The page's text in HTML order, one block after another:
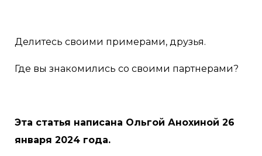
Делитесь своими примерами, друзья.
Где вы знакомились со своими партнерами?
Эта статья написана Ольгой Анохиной 26
января 2024 года.